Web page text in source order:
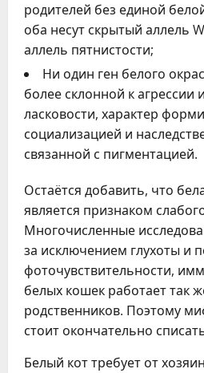
родителей без единой
оба несут скрытый аллель
аллель пятнистости;
Ни один ген белого
более склонной к агрессии
ласковости, характер
социализацией и
связанной с пигментацией.
Остаётся добавить, что
является признаком
Многочисленные
за исключением глухоты и
фоточувствительности,
белых кошек работает так
родственников. Поэтому
стоит окончательно
Белый кот требует от